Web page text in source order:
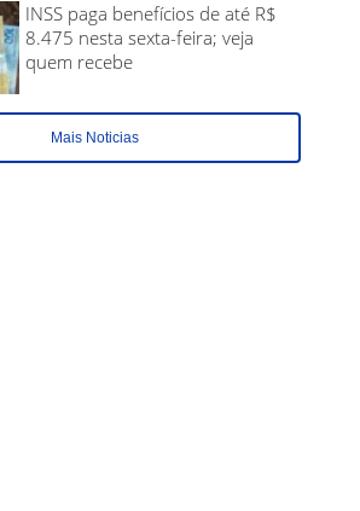
INSS paga benefícios de até R$
8.475 nesta sexta-feira; veja
quem recebe
Mais Noticias